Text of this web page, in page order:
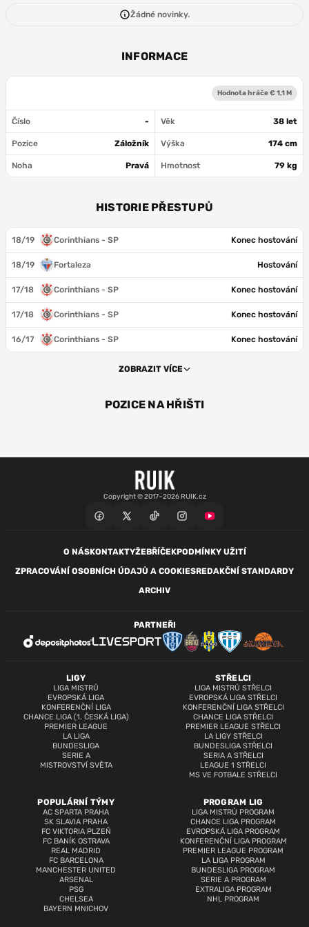
Žádné novinky.
INFORMACE
Hodnota hráče € 1,1 M
Číslo - Věk 38 let
Pozice Záložník Výška 174 cm
Noha Pravá Hmotnost 79 kg
HISTORIE PŘESTUPŮ
18/19 Corinthians - SP Konec hostování
18/19 Fortaleza Hostování
17/18 Corinthians - SP Konec hostování
17/18 Corinthians - SP Konec hostování
16/17 Corinthians - SP Konec hostování
ZOBRAZIT VÍCE
POZICE NA HŘIŠTI
Copyright © 2017–2026 RUIK.cz
O NÁSKONTAKTYŽEBŘÍČEKPODMÍNKY UŽITÍ
ZPRACOVÁNÍ OSOBNÍCH ÚDAJŮ A COOKIESREDAKČNÍ STANDARDY
ARCHIV
LIGY
LIGA MISTRŮ
EVROPSKÁ LIGA
KONFERENČNÍ LIGA
CHANCE LIGA (1. ČESKÁ LIGA)
PREMIER LEAGUE
LA LIGA
BUNDESLIGA
SERIE A
MISTROVSTVÍ SVĚTA
STŘELCI
LIGA MISTRŮ STŘELCI
EVROPSKÁ LIGA STŘELCI
KONFERENČNÍ LIGA STŘELCI
CHANCE LIGA STŘELCI
PREMIER LEAGUE STŘELCI
LA LIGY STŘELCI
BUNDESLIGA STŘELCI
SERIA A STŘELCI
LEAGUE 1 STŘELCI
MS VE FOTBALE STŘELCI
POPULÁRNÍ TÝMY
AC SPARTA PRAHA
SK SLAVIA PRAHA
FC VIKTORIA PLZEŇ
FC BANÍK OSTRAVA
REAL MADRID
FC BARCELONA
MANCHESTER UNITED
ARSENAL
PSG
CHELSEA
BAYERN MNICHOV
PROGRAM LIG
LIGA MISTRŮ PROGRAM
CHANCE LIGA PROGRAM
EVROPSKÁ LIGA PROGRAM
KONFERENČNÍ LIGA PROGRAM
PREMIER LEAGUE PROGRAM
LA LIGA PROGRAM
BUNDESLIGA PROGRAM
SERIE A PROGRAM
EXTRALIGA PROGRAM
NHL PROGRAM
PARTNEŘI